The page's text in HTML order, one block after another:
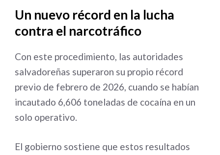
Un nuevo récord en la lucha
contra el narcotráfico
Con este procedimiento, las autoridades
salvadoreñas superaron su propio récord
previo de febrero de 2026, cuando se habían
incautado 6,606 toneladas de cocaína en un
solo operativo.
El gobierno sostiene que estos resultados